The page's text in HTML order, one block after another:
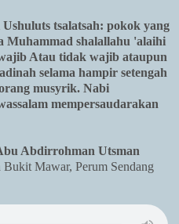
Ushuluts tsalatsah: pokok yang
Muhammad shalallahu 'alaihi
Atau tidak wajib ataupun
selama hampir setengah
musyrik. Nabi
mempersaudarakan
Abdirrohman Utsman
Mawar, Perum Sendang